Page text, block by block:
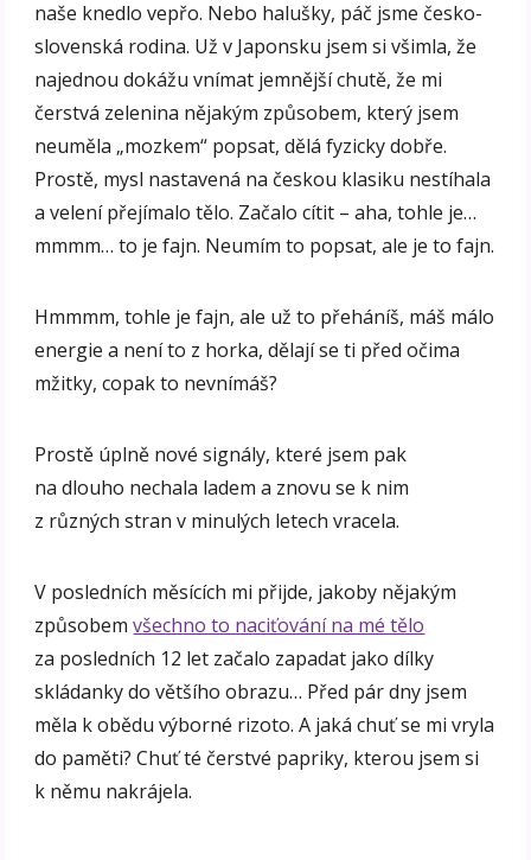
naše knedlo vepřo. Nebo halušky, páč jsme česko-
slovenská rodina. Už v Japonsku jsem si všimla, že
najednou dokážu vnímat jemnější chutě, že mi
čerstvá zelenina nějakým způsobem, který jsem
neuměla „mozkem“ popsat, dělá fyzicky dobře.
Prostě, mysl nastavená na českou klasiku nestíhala
a velení přejímalo tělo. Začalo cítit – aha, tohle je…
mmmm… to je fajn. Neumím to popsat, ale je to fajn.
Hmmmm, tohle je fajn, ale už to přeháníš, máš málo
energie a není to z horka, dělají se ti před očima
mžitky, copak to nevnímáš?
Prostě úplně nové signály, které jsem pak
na dlouho nechala ladem a znovu se k nim
z různých stran v minulých letech vracela.
V posledních měsících mi přijde, jakoby nějakým
způsobemvšechno to naciťování na mé tělo
za posledních 12 let začalo zapadat jako dílky
skládanky do většího obrazu… Před pár dny jsem
měla k obědu výborné rizoto. A jaká chuť se mi vryla
do paměti? Chuť té čerstvé papriky, kterou jsem si
k němu nakrájela.